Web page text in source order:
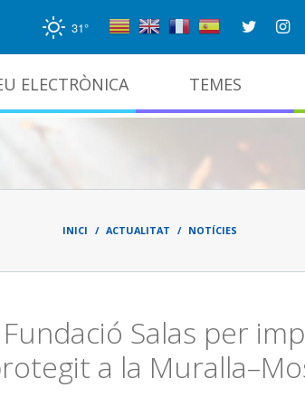
31°
ELECTRÒNICA TEMES
Fild'ariadna
INICI ACTUALITAT NOTÍCIES
Salas per
a la